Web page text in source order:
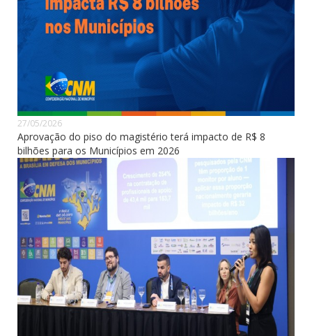
27/05/2026
Aprovação do piso do magistério terá impacto de R$ 8
bilhões para os Municípios em 2026